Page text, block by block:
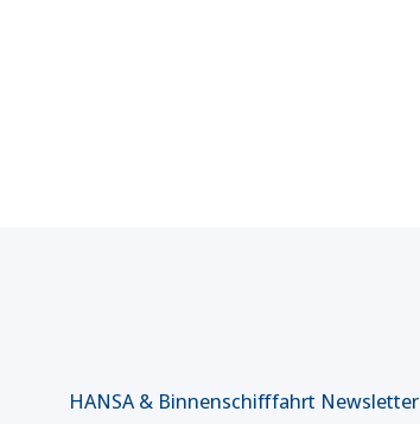
HANSA & Binnenschifffahrt Newsletter